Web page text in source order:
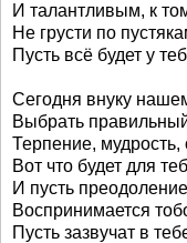
И талантливым, к
Не грусти по
Пусть всё будет у
Сегодня внуку
Выбрать
Терпение, мудрость,
Вот что будет для
И пусть
Воспринимается
Пусть зазвучат в